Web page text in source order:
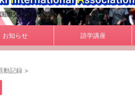
際交流協会の公式ページです。
お知らせ 語学講座
動記録 >